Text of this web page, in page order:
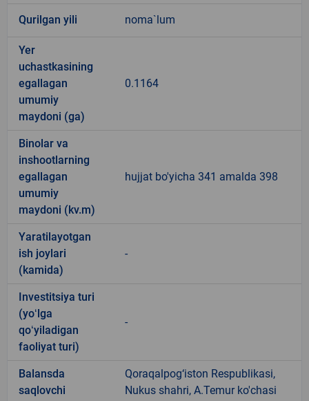
Qurilgan yili noma`lum
Yer
uchastkasining
egallagan
umumiy
maydoni (ga)
0.1164
Binolar va
inshootlarning
egallagan
umumiy
maydoni (kv.m)
hujjat bo'yicha 341 amalda 398
Yaratilayotgan
ish joylari
(kamida)
-
Investitsiya turi
(yoʻlga
qoʻyiladigan
faoliyat turi)
-
Balansda
saqlovchi
Qoraqalpog‘iston Respublikasi,
Nukus shahri, A.Temur ko'chasi